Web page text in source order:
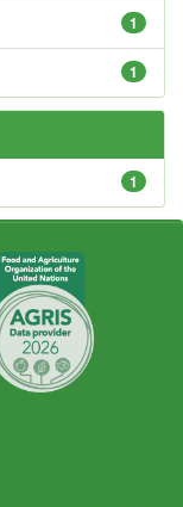
1
1
1